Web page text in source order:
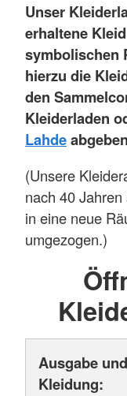
Unser
erhaltene
symbolischen
hierzu die
den
Kleiderladen
Lahde
(Unsere
nach 40
in eine neue
umgezogen.)
Ausgabe
Kleidung: